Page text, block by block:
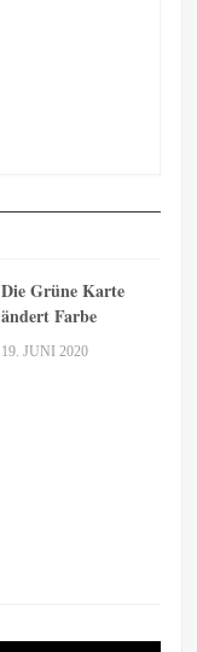
Die Grüne Karte
ändert Farbe
19. JUNI 2020